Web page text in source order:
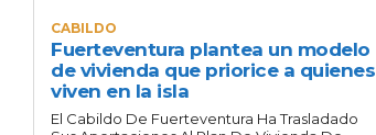
CABILDO
Fuerteventura plantea un modelo
de vivienda que priorice a quienes
viven en la isla
El Cabildo De Fuerteventura Ha Trasladado